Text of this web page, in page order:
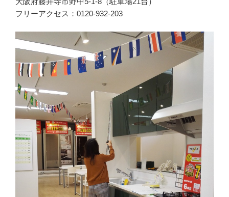
フリーアクセス：0120-932-203